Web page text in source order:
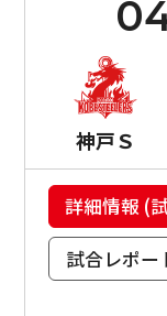
神戸Ｓ
詳細情報 (
試合レポー